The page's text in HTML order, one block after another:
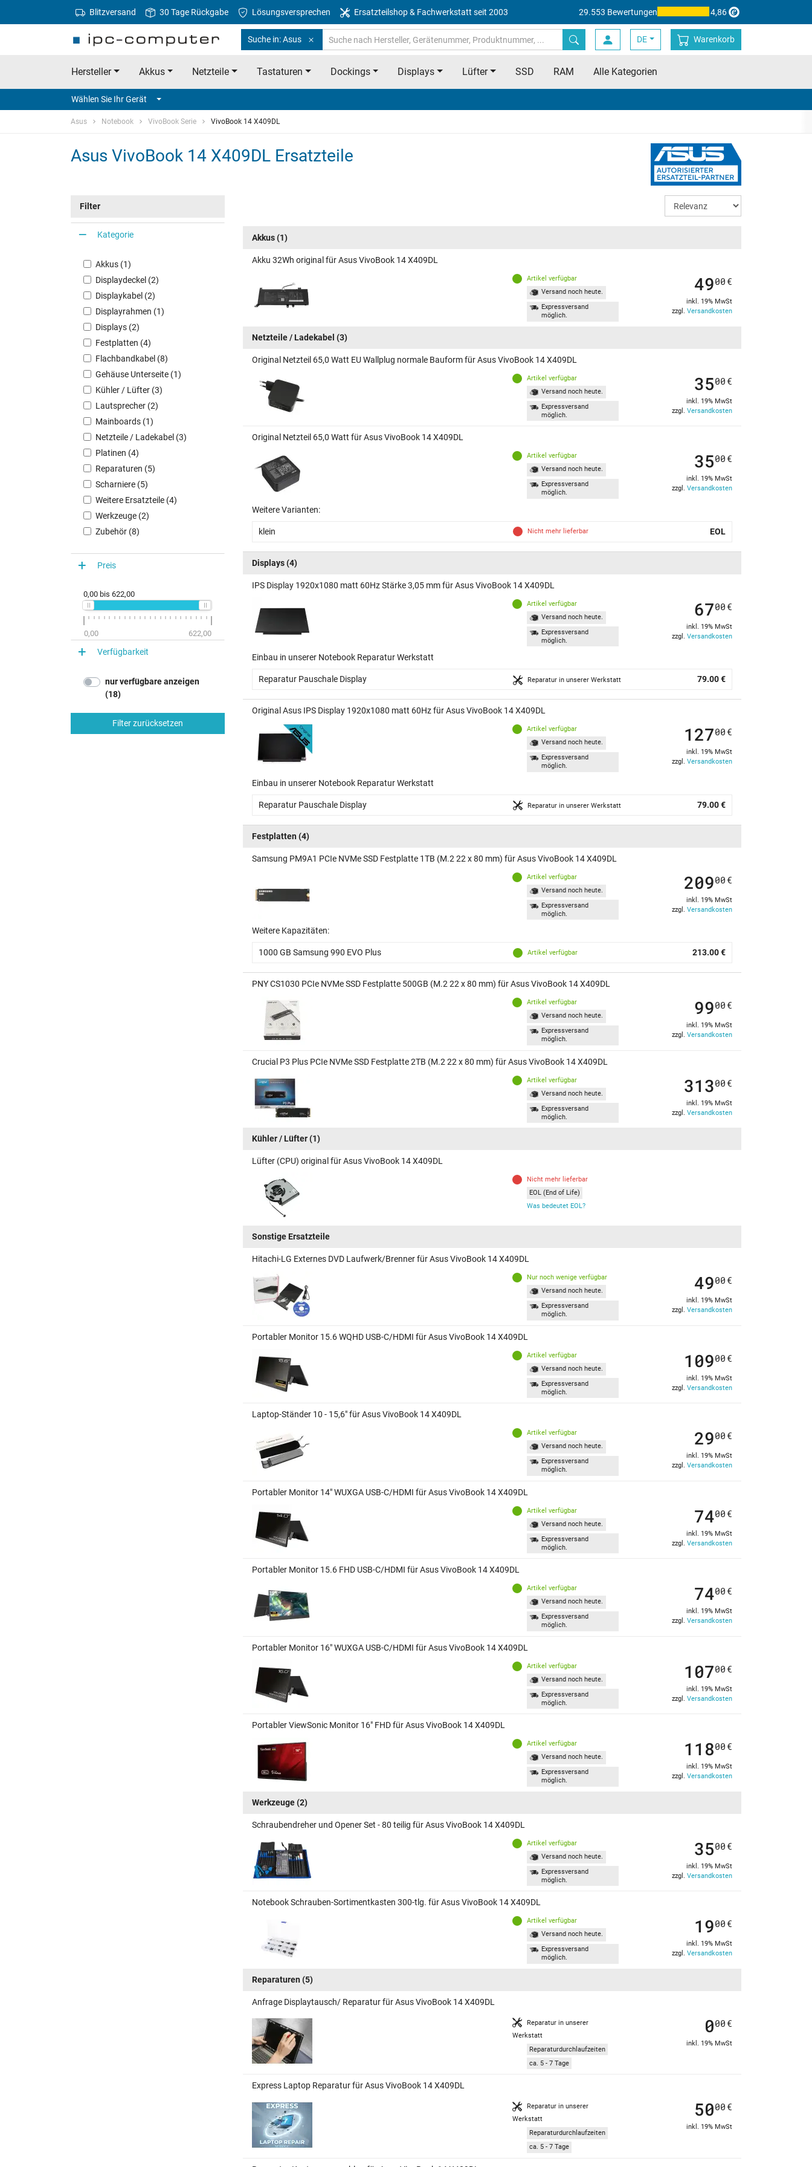
Blitzversand 30 Tage Rückgabe Lösungsversprechen Ersatzteilshop & Fachwerkstatt seit 2003 29.553 Bewertungen 4,86
Suche in: Asus DE Warenkorb
Hersteller Akkus Netzteile Tastaturen Dockings Displays Lüfter SSD RAM Alle Kategorien
Wählen Sie Ihr Gerät
Asus Notebook VivoBook Serie VivoBook 14 X409DL
Asus VivoBook 14 X409DL Ersatzteile
Filter
Kategorie
Akkus (1)
Displaydeckel (2)
Displaykabel (2)
Displayrahmen (1)
Displays (2)
Festplatten (4)
Flachbandkabel (8)
Gehäuse Unterseite (1)
Kühler / Lüfter (3)
Lautsprecher (2)
Mainboards (1)
Netzteile / Ladekabel (3)
Platinen (4)
Reparaturen (5)
Scharniere (5)
Weitere Ersatzteile (4)
Werkzeuge (2)
Zubehör (8)
Preis
0,00 bis 622,00
0,00 622,00
Verfügbarkeit
nur verfügbare anzeigen
(18)
Filter zurücksetzen
Akkus(1)
Akku 32Wh original für Asus VivoBook 14 X409DL
Artikel verfügbar
Versand noch heute.
Expressversand
möglich.
4900 €
inkl. 19% MwSt
zzgl. Versandkosten
Netzteile / Ladekabel (3)
Original Netzteil 65,0 Watt EU Wallplug normale Bauform für Asus VivoBook 14 X409DL
Artikel verfügbar
Versand noch heute.
Expressversand
möglich.
3500 €
inkl. 19% MwSt
zzgl. Versandkosten
Original Netzteil 65,0 Watt für Asus VivoBook 14 X409DL
Artikel verfügbar
Versand noch heute.
Expressversand
möglich.
3500 €
inkl. 19% MwSt
zzgl. Versandkosten
Weitere Varianten:
klein Nicht mehr lieferbar EOL
Displays(4)
IPS Display 1920x1080 matt 60Hz Stärke 3,05 mm für Asus VivoBook 14 X409DL
Artikel verfügbar
Versand noch heute.
Expressversand
möglich.
6700 €
inkl. 19% MwSt
zzgl. Versandkosten
Einbau in unserer Notebook Reparatur Werkstatt
Reparatur Pauschale Display Reparatur in unserer Werkstatt 79.00 €
Original Asus IPS Display 1920x1080 matt 60Hz für Asus VivoBook 14 X409DL
Artikel verfügbar
Versand noch heute.
Expressversand
möglich.
12700 €
inkl. 19% MwSt
zzgl. Versandkosten
Einbau in unserer Notebook Reparatur Werkstatt
Reparatur Pauschale Display Reparatur in unserer Werkstatt 79.00 €
Festplatten (4)
Samsung PM9A1 PCIe NVMe SSD Festplatte 1TB (M.2 22 x 80 mm) für Asus VivoBook 14 X409DL
Artikel verfügbar
Versand noch heute.
Expressversand
möglich.
20900 €
inkl. 19% MwSt
zzgl. Versandkosten
Weitere Kapazitäten:
1000 GB Samsung 990 EVO Plus Artikel verfügbar 213.00 €
PNY CS1030 PCIe NVMe SSD Festplatte 500GB (M.2 22 x 80 mm) für Asus VivoBook 14 X409DL
Artikel verfügbar
Versand noch heute.
Expressversand
möglich.
9900 €
inkl. 19% MwSt
zzgl. Versandkosten
Crucial P3 Plus PCIe NVMe SSD Festplatte 2TB (M.2 22 x 80 mm) für Asus VivoBook 14 X409DL
Artikel verfügbar
Versand noch heute.
Expressversand
möglich.
31300 €
inkl. 19% MwSt
zzgl. Versandkosten
Kühler / Lüfter(1)
Lüfter (CPU) original für Asus VivoBook 14 X409DL
Nicht mehr lieferbar
EOL (End of Life)
Was bedeutet EOL?
Sonstige Ersatzteile
Hitachi-LG Externes DVD Laufwerk/Brenner für Asus VivoBook 14 X409DL
Nur noch wenige verfügbar
Versand noch heute.
Expressversand
möglich.
4900 €
inkl. 19% MwSt
zzgl. Versandkosten
Portabler Monitor 15.6 WQHD USB-C/HDMI für Asus VivoBook 14 X409DL
Artikel verfügbar
Versand noch heute.
Expressversand
möglich.
10900 €
inkl. 19% MwSt
zzgl. Versandkosten
Laptop-Ständer 10 - 15,6" für Asus VivoBook 14 X409DL
Artikel verfügbar
Versand noch heute.
Expressversand
möglich.
2900 €
inkl. 19% MwSt
zzgl. Versandkosten
Portabler Monitor 14" WUXGA USB-C/HDMI für Asus VivoBook 14 X409DL
Artikel verfügbar
Versand noch heute.
Expressversand
möglich.
7400 €
inkl. 19% MwSt
zzgl. Versandkosten
Portabler Monitor 15.6 FHD USB-C/HDMI für Asus VivoBook 14 X409DL
Artikel verfügbar
Versand noch heute.
Expressversand
möglich.
7400 €
inkl. 19% MwSt
zzgl. Versandkosten
Portabler Monitor 16" WUXGA USB-C/HDMI für Asus VivoBook 14 X409DL
Artikel verfügbar
Versand noch heute.
Expressversand
möglich.
10700 €
inkl. 19% MwSt
zzgl. Versandkosten
Portabler ViewSonic Monitor 16" FHD für Asus VivoBook 14 X409DL
Artikel verfügbar
Versand noch heute.
Expressversand
möglich.
11800 €
inkl. 19% MwSt
zzgl. Versandkosten
Werkzeuge(2)
Schraubendreher und Opener Set - 80 teilig für Asus VivoBook 14 X409DL
Artikel verfügbar
Versand noch heute.
Expressversand
möglich.
3500 €
inkl. 19% MwSt
zzgl. Versandkosten
Notebook Schrauben-Sortimentkasten 300-tlg. für Asus VivoBook 14 X409DL
Artikel verfügbar
Versand noch heute.
Expressversand
möglich.
1900 €
inkl. 19% MwSt
zzgl. Versandkosten
Reparaturen (5)
Anfrage Displaytausch/ Reparatur für Asus VivoBook 14 X409DL
Reparatur in unserer
Werkstatt
Reparaturdurchlaufzeiten
ca. 5 - 7 Tage
000 €
inkl. 19% MwSt
Express Laptop Reparatur für Asus VivoBook 14 X409DL
Reparatur in unserer
Werkstatt
Reparaturdurchlaufzeiten
ca. 5 - 7 Tage
5000 €
inkl. 19% MwSt